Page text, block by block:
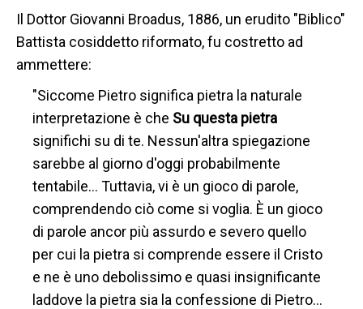
Il Dottor Giovanni Broadus, 1886, un erudito "Biblico"
Battista cosiddetto riformato, fu costretto ad
ammettere:
"Siccome Pietro significa pietra la naturale
interpretazione è che Su questa pietra
significhi su di te. Nessun'altra spiegazione
sarebbe al giorno d'oggi probabilmente
tentabile… Tuttavia, vi è un gioco di parole,
comprendendo ciò come si voglia. È un gioco
di parole ancor più assurdo e severo quello
per cui la pietra si comprende essere il Cristo
e ne è uno debolissimo e quasi insignificante
laddove la pietra sia la confessione di Pietro…